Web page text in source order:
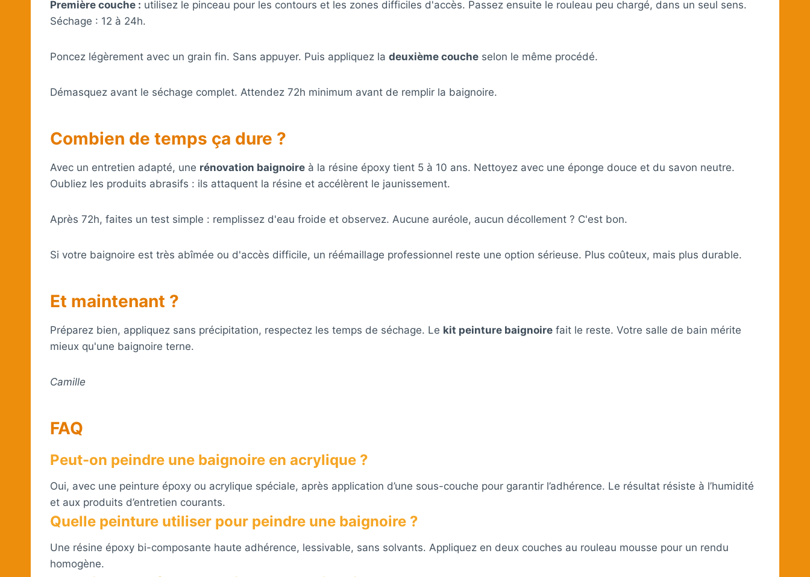
Première couche : utilisez le pinceau pour les contours et les zones difficiles d'accès. Passez ensuite le rouleau peu chargé, dans un seul sens.
Séchage : 12 à 24h.
Poncez légèrement avec un grain fin. Sans appuyer. Puis appliquez la deuxième couche selon le même procédé.
Démasquez avant le séchage complet. Attendez 72h minimum avant de remplir la baignoire.
Combien de temps ça dure ?
Avec un entretien adapté, une rénovation baignoire à la résine époxy tient 5 à 10 ans. Nettoyez avec une éponge douce et du savon neutre.
Oubliez les produits abrasifs : ils attaquent la résine et accélèrent le jaunissement.
Après 72h, faites un test simple : remplissez d'eau froide et observez. Aucune auréole, aucun décollement ? C'est bon.
Si votre baignoire est très abîmée ou d'accès difficile, un réémaillage professionnel reste une option sérieuse. Plus coûteux, mais plus durable.
Et maintenant ?
Préparez bien, appliquez sans précipitation, respectez les temps de séchage. Le kit peinture baignoire fait le reste. Votre salle de bain mérite
mieux qu'une baignoire terne.
Camille
FAQ
Peut-on peindre une baignoire en acrylique ?
Oui, avec une peinture époxy ou acrylique spéciale, après application d’une sous-couche pour garantir l’adhérence. Le résultat résiste à l’humidité
et aux produits d’entretien courants.
Quelle peinture utiliser pour peindre une baignoire ?
Une résine époxy bi-composante haute adhérence, lessivable, sans solvants. Appliquez en deux couches au rouleau mousse pour un rendu
homogène.